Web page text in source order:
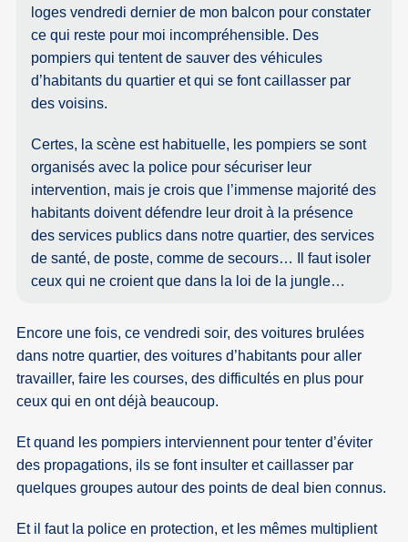
loges vendredi dernier de mon balcon pour constater
ce qui reste pour moi incompréhensible. Des
pompiers qui tentent de sauver des véhicules
d’habitants du quartier et qui se font caillasser par
des voisins.
Certes, la scène est habituelle, les pompiers se sont
organisés avec la police pour sécuriser leur
intervention, mais je crois que l’immense majorité des
habitants doivent défendre leur droit à la présence
des services publics dans notre quartier, des services
de santé, de poste, comme de secours… Il faut isoler
ceux qui ne croient que dans la loi de la jungle…
Encore une fois, ce vendredi soir, des voitures brulées
dans notre quartier, des voitures d’habitants pour aller
travailler, faire les courses, des difficultés en plus pour
ceux qui en ont déjà beaucoup.
Et quand les pompiers interviennent pour tenter d’éviter
des propagations, ils se font insulter et caillasser par
quelques groupes autour des points de deal bien connus.
Et il faut la police en protection, et les mêmes multiplient